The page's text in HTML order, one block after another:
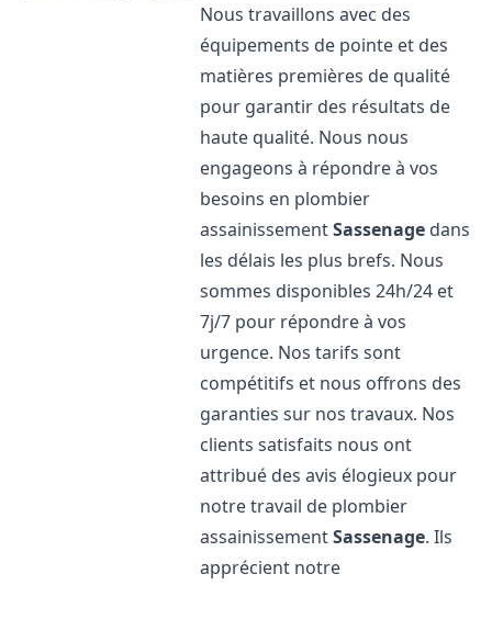
Nous travaillons avec des
équipements de pointe et des
matières premières de qualité
pour garantir des résultats de
haute qualité. Nous nous
engageons à répondre à vos
besoins en plombier
assainissementSassenage dans
les délais les plus brefs. Nous
sommes disponibles 24h/24 et
7j/7 pour répondre à vos
urgence. Nos tarifs sont
compétitifs et nous offrons des
garanties sur nos travaux. Nos
clients satisfaits nous ont
attribué des avis élogieux pour
notre travail de plombier
assainissementSassenage. Ils
apprécient notre